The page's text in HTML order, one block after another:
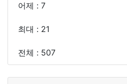
어제 : 7
최대 : 21
전체 : 507